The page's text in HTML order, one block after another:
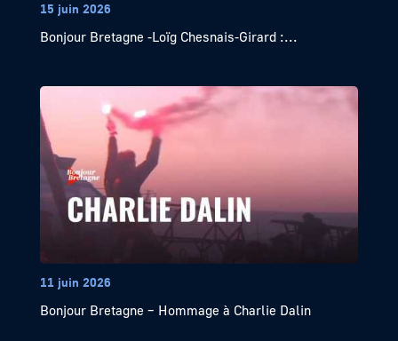
15 juin 2026
Bonjour Bretagne -Loïg Chesnais-Girard :...
11 juin 2026
Bonjour Bretagne – Hommage à Charlie Dalin